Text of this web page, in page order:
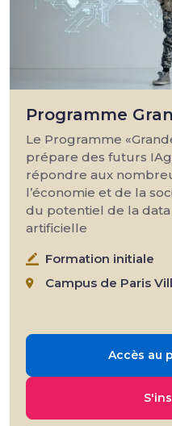
Programme
Le Programme
prépare des futurs
répondre aux
l’économie et de la
du potentiel de la
artificielle
Formation initiale
Campus de Paris
Accès au